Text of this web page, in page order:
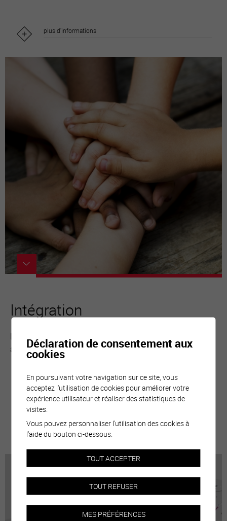
plus d'informations
Intégration
Le Service d’intégration de la Ville pilote de nombreuses
actions pour favoriser le vivre...
plus d'informations
Déclaration de consentement aux
cookies
En poursuivant votre navigation sur ce site, vous
acceptez l'utilisation de cookies pour améliorer votre
expérience utilisateur et réaliser des statistiques de
visites.
Vous pouvez personnaliser l'utilisation des cookies à
l'aide du bouton ci-dessous.
TOUT ACCEPTER
TOUT REFUSER
MES PRÉFÉRENCES